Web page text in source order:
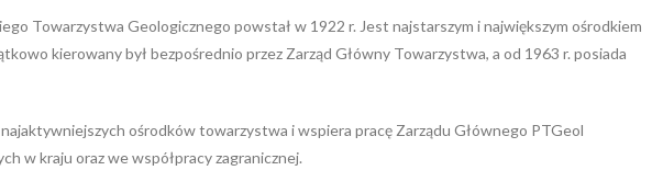
Towarzystwa Geologicznego powstał w 1922 r. Jest najstarszym i największym ośrodkiem
kierowany był bezpośrednio przez Zarząd Główny Towarzystwa, a od 1963 r. posiada
ośrodków towarzystwa i wspiera pracę Zarządu Głównego PTGeol
w kraju oraz we współpracy zagranicznej.